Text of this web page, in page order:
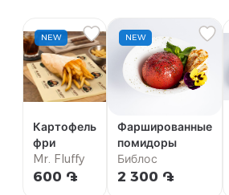
NEW
Картофель
фри
Mr. Fluffy
600 ֏
NEW
Фаршированные
помидоры
Библос
2 300 ֏